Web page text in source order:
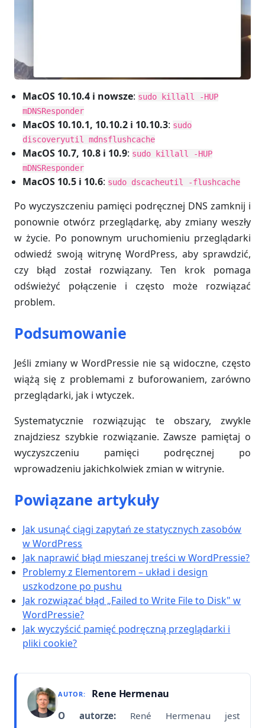
MacOS 10.10.4 i nowsze: sudo killall -HUP
mDNSResponder
MacOS 10.10.1, 10.10.2 i 10.10.3: sudo
discoveryutil mdnsflushcache
MacOS 10.7, 10.8 i 10.9: sudo killall -HUP
mDNSResponder
MacOS 10.5 i 10.6: sudo dscacheutil -flushcache
Po wyczyszczeniu pamięci podręcznej DNS zamknij i
ponownie otwórz przeglądarkę, aby zmiany weszły
w życie. Po ponownym uruchomieniu przeglądarki
odwiedź swoją witrynę WordPress, aby sprawdzić,
czy błąd został rozwiązany. Ten krok pomaga
odświeżyć połączenie i często może rozwiązać
problem.
Podsumowanie
Jeśli zmiany w WordPressie nie są widoczne, często
wiążą się z problemami z buforowaniem, zarówno
przeglądarki, jak i wtyczek.
Systematycznie rozwiązując te obszary, zwykle
znajdziesz szybkie rozwiązanie. Zawsze pamiętaj o
wyczyszczeniu pamięci podręcznej po
wprowadzeniu jakichkolwiek zmian w witrynie.
Powiązane artykuły
Jak usunąć ciągi zapytań ze statycznych zasobów
w WordPress
Jak naprawić błąd mieszanej treści w WordPressie?
Problemy z Elementorem – układ i design
uszkodzone po pushu
Jak rozwiązać błąd „Failed to Write File to Disk" w
WordPressie?
Jak wyczyścić pamięć podręczną przeglądarki i
pliki cookie?
AUTOR: Rene Hermenau
O autorze: René Hermenau jest